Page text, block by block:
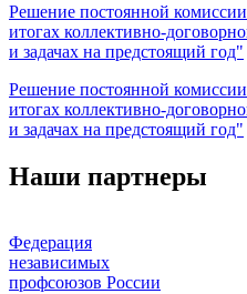
Решение постоянной
итогах коллективно-
и задачах на предстоящий год"
Решение постоянной
итогах коллективно-
и задачах на предстоящий год"
Наши партнеры
Федерация
независимых
профсоюзов России